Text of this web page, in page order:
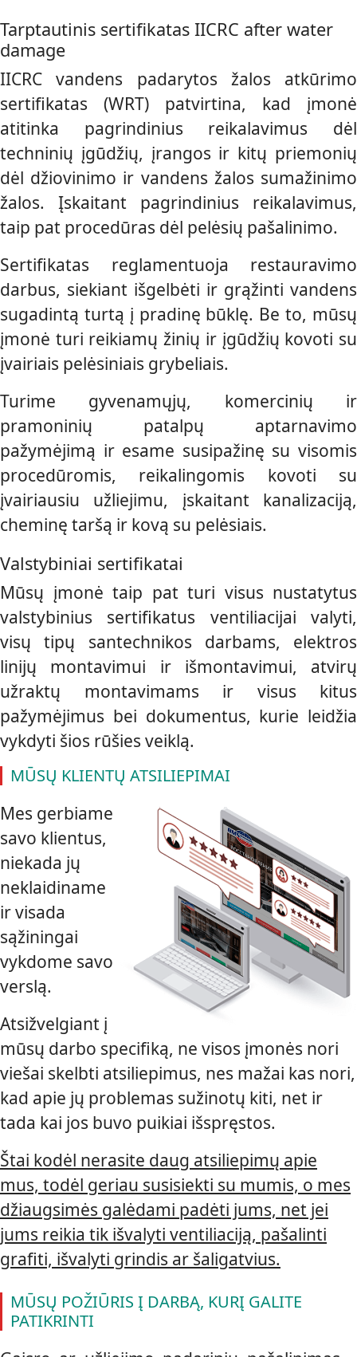
Tarptautinis sertifikatas IICRC after water
damage
IICRC vandens padarytos žalos atkūrimo
sertifikatas (WRT) patvirtina, kad įmonė
atitinka pagrindinius reikalavimus dėl
techninių įgūdžių, įrangos ir kitų priemonių
dėl džiovinimo ir vandens žalos sumažinimo
žalos. Įskaitant pagrindinius reikalavimus,
taip pat procedūras dėl pelėsių pašalinimo.
Sertifikatas reglamentuoja restauravimo
darbus, siekiant išgelbėti ir grąžinti vandens
sugadintą turtą į pradinę būklę. Be to, mūsų
įmonė turi reikiamų žinių ir įgūdžių kovoti su
įvairiais pelėsiniais grybeliais.
Turime gyvenamųjų, komercinių ir
pramoninių patalpų aptarnavimo
pažymėjimą ir esame susipažinę su visomis
procedūromis, reikalingomis kovoti su
įvairiausiu užliejimu, įskaitant kanalizaciją,
cheminę taršą ir kovą su pelėsiais.
Valstybiniai sertifikatai
Mūsų įmonė taip pat turi visus nustatytus
valstybinius sertifikatus ventiliacijai valyti,
visų tipų santechnikos darbams, elektros
linijų montavimui ir išmontavimui, atvirų
užraktų montavimams ir visus kitus
pažymėjimus bei dokumentus, kurie leidžia
vykdyti šios rūšies veiklą.
MŪSŲ KLIENTŲ ATSILIEPIMAI
Mes gerbiame
savo klientus,
niekada jų
neklaidiname
ir visada
sąžiningai
vykdome savo
verslą.
Atsižvelgiant į
mūsų darbo specifiką, ne visos įmonės nori
viešai skelbti atsiliepimus, nes mažai kas nori,
kad apie jų problemas sužinotų kiti, net ir
tada kai jos buvo puikiai išspręstos.
Štai kodėl nerasite daug atsiliepimų apie
mus, todėl geriau susisiekti su mumis, o mes
džiaugsimės galėdami padėti jums, net jei
jums reikia tik išvalyti ventiliaciją, pašalinti
grafiti, išvalyti grindis ar šaligatvius.
MŪSŲ POŽIŪRIS Į DARBĄ, KURĮ GALITE
PATIKRINTI